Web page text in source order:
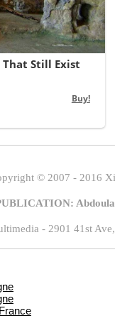
© 2007 - 2016
- 2901 41st